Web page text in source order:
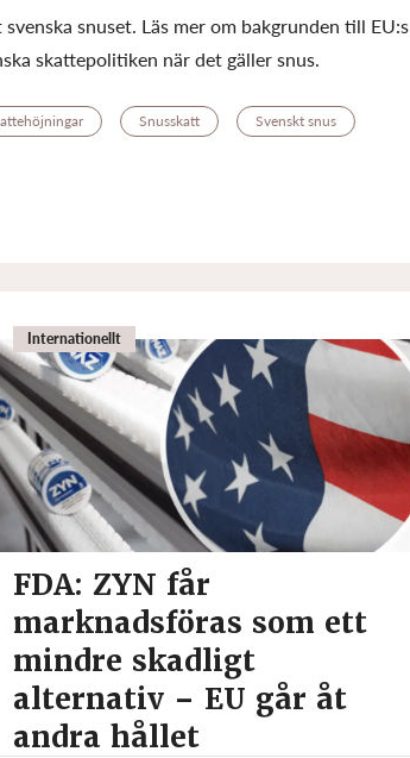
snuset. Läs mer om bakgrunden till EU:s
skattepolitiken när det gäller snus.
Snusskatt Svenskt snus
Internationellt
FDA: ZYN får
marknadsföras som ett
mindre skadligt
alternativ – EU går åt
andra hållet